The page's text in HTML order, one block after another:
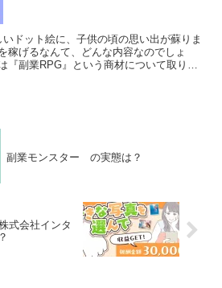
ドット絵に、子供の頃の思い出が蘇りま
稼げるなんて、どんな内容なのでしょ
『副業RPG』という商材について取り上
副業モンスター の実態は？
式会社インタ